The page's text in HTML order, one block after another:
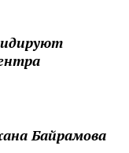
Байрамова